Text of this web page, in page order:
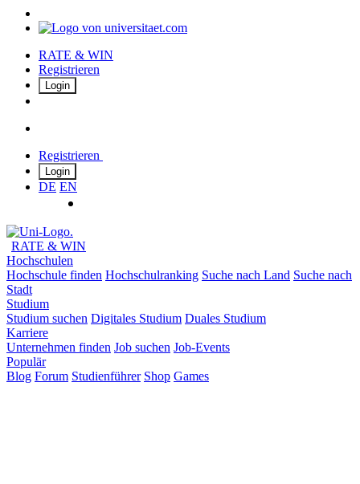
RATE & WIN
Registrieren
Login
Registrieren
Login
DE EN
RATE & WIN
Hochschulen
Hochschule finden Hochschulranking Suche nach Land Suche nach
Stadt
Studium
Studium suchen Digitales Studium Duales Studium
Karriere
Unternehmen finden Job suchen Job-Events
Populär
Blog Forum Studienführer Shop Games